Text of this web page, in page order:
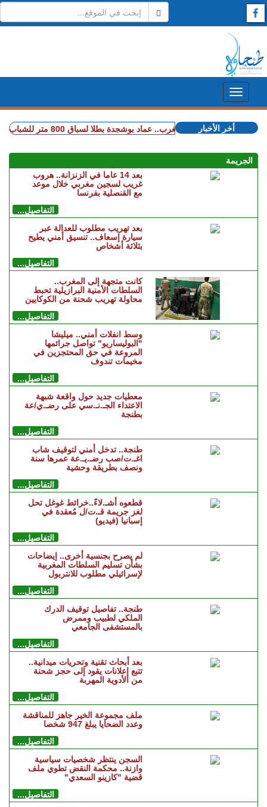
+ ذهبية عالمية للمغرب.. عماد بوشجدة بطلا لسباق 800 متر للشباب + أخر الأخبار
الجريمة
بعد 14 عاما في الزنزانة.. هروب
غريب لسجين مغربي خلال موعد
مع القنصلية بفرنسا
التفاصيل...
بعد تهريب مطلوب للعدالة عبر
سيارة إسعاف.. تنسيق أمني يطيح
بثلاثة أشخاص
التفاصيل...
كانت متجهة إلى المغرب..
السلطات الأمنية البرازيلية تحبط
محاولة تهريب شحنة من الكوكايين
التفاصيل...
وسط انفلات أمني.. ميليشا
"البوليساريو" تواصل جرائمها
المروعة في حق المحتجزين في
مخيمات تندوف
التفاصيل...
معطيات جديد حول واقعة شبهة
الاعتداء الجـ.نـ.سي على رضـ.ي/عة
بطنجة
التفاصيل...
طنجة.. تدخل أمني لتوقيف شاب
اغـ.ت/صب رضـ.يـ.عة عمرها سنة
ونصف بطريقة وحشية
التفاصيل...
قطعوه أشـ.لاءً..خرائط غوغل تحل
لغز جريمة قـ.ت/ل مُعقدة في
إسبانيا (فيديو)
التفاصيل...
لم يصرح بجنسية أخرى.. إيضاحات
بشأن تسليم السلطات المغربية
لإسرائيلي مطلوب للانتربول
التفاصيل...
طنجة.. تفاصيل توقيف الدرك
الملكي لطبيب وممرض
بالمستشفى الجامعي
التفاصيل...
بعد أبحاث تقنية وتحريات ميدانية..
تتبع إعلانات يقود إلى حجز شحنة
من الأدوية المهربة
التفاصيل...
ملف مجموعة الخير جاهز للمناقشة
وعدد الضحايا يبلغ 947 شخصا
التفاصيل...
السجن ينتظر شخصيات سياسية
وازنة.. محكمة النقض تطوي ملف
قضية "كازينو السعدي"
التفاصيل...